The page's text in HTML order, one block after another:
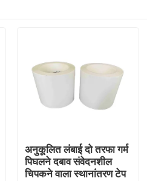
अनुकूलित लंबाई दो तरफा गर्म
पिघलने दबाव संवेदनशील
चिपकने वाला स्थानांतरण टेप